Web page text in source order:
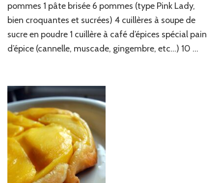
café
:
épicez
partout
!
pommes 1 pâte brisée 6 pommes (type Pink Lady,
bien croquantes et sucrées) 4 cuillères à soupe de
sucre en poudre 1 cuillère à café d’épices spécial pain
d’épice (cannelle, muscade, gingembre, etc…) 10 …